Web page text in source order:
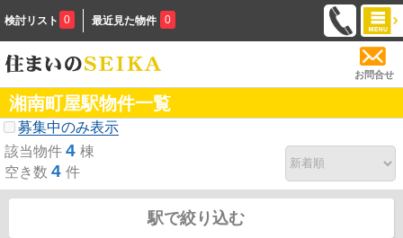
検討リスト 0 最近見た物件 0
お問合せ
湘南町屋駅物件一覧
募集中のみ表示
該当物件 4 棟
空き数 4 件
駅で絞り込む